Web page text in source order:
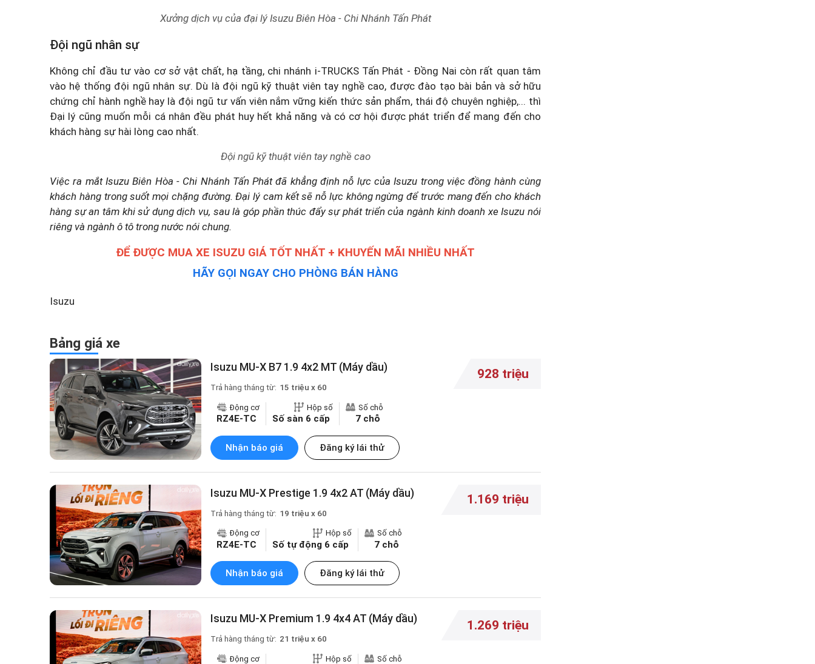
Xưởng dịch vụ của đại lý Isuzu Biên Hòa - Chi Nhánh Tấn Phát
Đội ngũ nhân sự
Không chỉ đầu tư vào cơ sở vật chất, hạ tầng, chi nhánh i-TRUCKS Tấn Phát - Đồng Nai còn rất quan tâm
vào hệ thống đội ngũ nhân sự. Dù là đội ngũ kỹ thuật viên tay nghề cao, được đào tạo bài bản và sở hữu
chứng chỉ hành nghề hay là đội ngũ tư vấn viên nắm vững kiến thức sản phẩm, thái độ chuyên nghiệp,... thì
Đại lý cũng muốn mỗi cá nhân đều phát huy hết khả năng và có cơ hội được phát triển để mang đến cho
khách hàng sự hài lòng cao nhất.
Đội ngũ kỹ thuật viên tay nghề cao
Việc ra mắt Isuzu Biên Hòa - Chi Nhánh Tấn Phát đã khẳng định nỗ lực của Isuzu trong việc đồng hành cùng
khách hàng trong suốt mọi chặng đường. Đại lý cam kết sẽ nỗ lực không ngừng để trước mang đến cho khách
hàng sự an tâm khi sử dụng dịch vụ, sau là góp phần thúc đẩy sự phát triển của ngành kinh doanh xe Isuzu nói
riêng và ngành ô tô trong nước nói chung.
ĐỂ ĐƯỢC MUA XE ISUZU GIÁ TỐT NHẤT + KHUYẾN MÃI NHIỀU NHẤT
HÃY GỌI NGAY CHO PHÒNG BÁN HÀNG
Isuzu
Bảng giá xe
Isuzu MU-X B7 1.9 4x2 MT (Máy dầu) 928 triệu
Trả hàng tháng từ: 15 triệu x 60
Động cơ
RZ4E-TC
Hộp số
Số sàn 6 cấp
Số chỗ
7 chỗ
Nhận báo giá Đăng ký lái thử
Isuzu MU-X Prestige 1.9 4x2 AT (Máy dầu) 1.169 triệu
Trả hàng tháng từ: 19 triệu x 60
Động cơ
RZ4E-TC
Hộp số
Số tự động 6 cấp
Số chỗ
7 chỗ
Nhận báo giá Đăng ký lái thử
Isuzu MU-X Premium 1.9 4x4 AT (Máy dầu) 1.269 triệu
Trả hàng tháng từ: 21 triệu x 60
Động cơ Hộp số Số chỗ